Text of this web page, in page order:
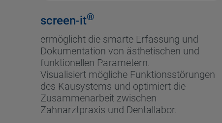
screen-it®
ermöglicht die smarte Erfassung und
Dokumentation von ästhetischen und
funktionellen Parametern.
Visualisiert mögliche Funktionsstörungen
des Kausystems und optimiert die
Zusammenarbeit zwischen
Zahnarztpraxis und Dentallabor.